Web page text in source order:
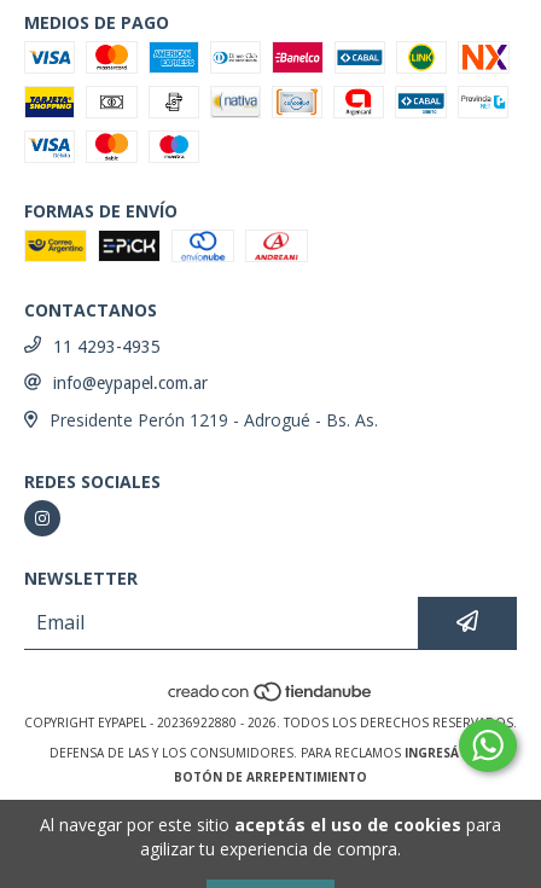
Al navegar por este sitio aceptás el uso de cookies para
agilizar tu experiencia de compra.
MEDIOS DE PAGO
FORMAS DE ENVÍO
CONTACTANOS
11 4293-4935
info@eypapel.com.ar
Presidente Perón 1219 - Adrogué - Bs. As.
REDES SOCIALES
NEWSLETTER
COPYRIGHT EYPAPEL - 20236922880 - 2026. TODOS LOS DERECHOS RESERVADOS.
DEFENSA DE LAS Y LOS CONSUMIDORES. PARA RECLAMOS INGRESÁ ACÁ.
BOTÓN DE ARREPENTIMIENTO